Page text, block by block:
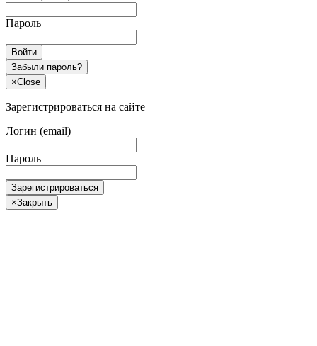
Пароль
Войти
Забыли пароль?
×Close
Зарегистрироваться на сайте
Логин (email)
Пароль
Зарегистрироваться
×Закрыть